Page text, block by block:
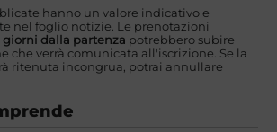
hanno un valore indicativo e
nel foglio notizie. Le prenotazioni
giorni dalla partenza potrebbero subire
che verrà comunicata all'iscrizione. Se la
ritenuta incongrua, potrai annullare